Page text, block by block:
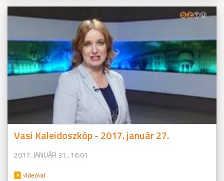
Vasi Kaleidoszkóp - 2017. január 27.
2017. JANUÁR 31., 16:01